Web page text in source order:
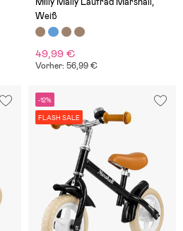
Weiß
49,99 €
Vorher: 56,99 €
-12%
FLASH SALE